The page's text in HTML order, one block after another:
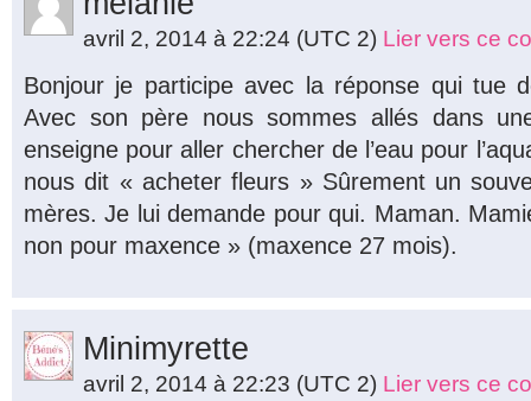
avril 2, 2014 à 22:24 (UTC 2) Lier vers ce
Bonjour je participe avec la réponse qui tue
Avec son père nous sommes allés dans
enseigne pour aller chercher de l’eau pour
nous dit « acheter fleurs » Sûrement un
mères. Je lui demande pour qui. Maman.
non pour maxence » (maxence 27 mois).
Minimyrette
avril 2, 2014 à 22:23 (UTC 2) Lier vers ce